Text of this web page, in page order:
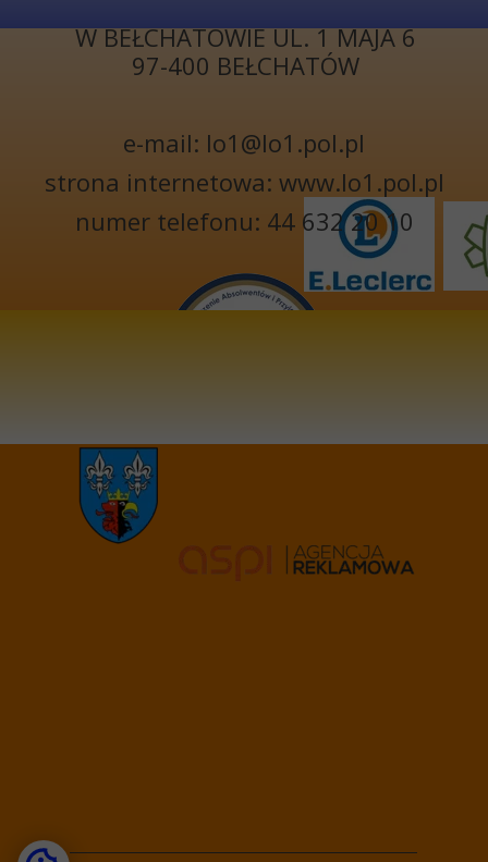
e-mail: lo1@lo1.pol.pl
strona internetowa: www.lo1.pol.pl
numer telefonu: 44 632 20 10
W BEŁCHATOWIE UL. 1 MAJA 6
97-400 BEŁCHATÓW